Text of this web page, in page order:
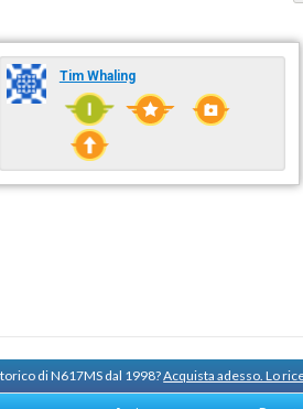
Tim Whaling
di N617MS dal 1998?Acquista adesso. Lo